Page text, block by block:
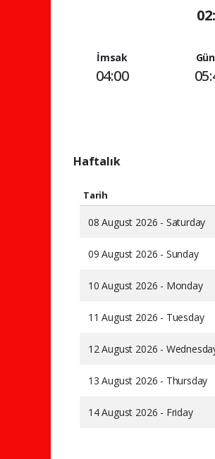
İmsak
04:00
Haftalık
Tarih
08 August 2026 - Saturday
09 August 2026 - Sunday
10 August 2026 - Monday
11 August 2026 - Tuesday
12 August 2026 -
13 August 2026 - Thursday
14 August 2026 - Friday